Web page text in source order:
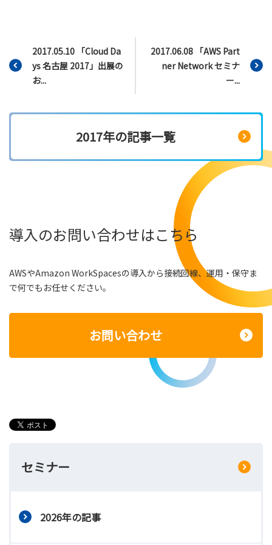
2017.05.10 「Cloud Da
ys 名古屋 2017」出展の
お...
2017.06.08 「AWS Part
ner Network セミナ
ー...
2017年の記事一覧
導入のお問い合わせはこちら
AWSやAmazon WorkSpacesの導入から接続回線、運用・保守ま
で何でもお任せください。
お問い合わせ
セミナー
2026年の記事